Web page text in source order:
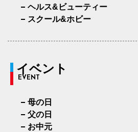
ヘルス&ビューティー
スクール&ホビー
イベント
EVENT
母の日
父の日
お中元